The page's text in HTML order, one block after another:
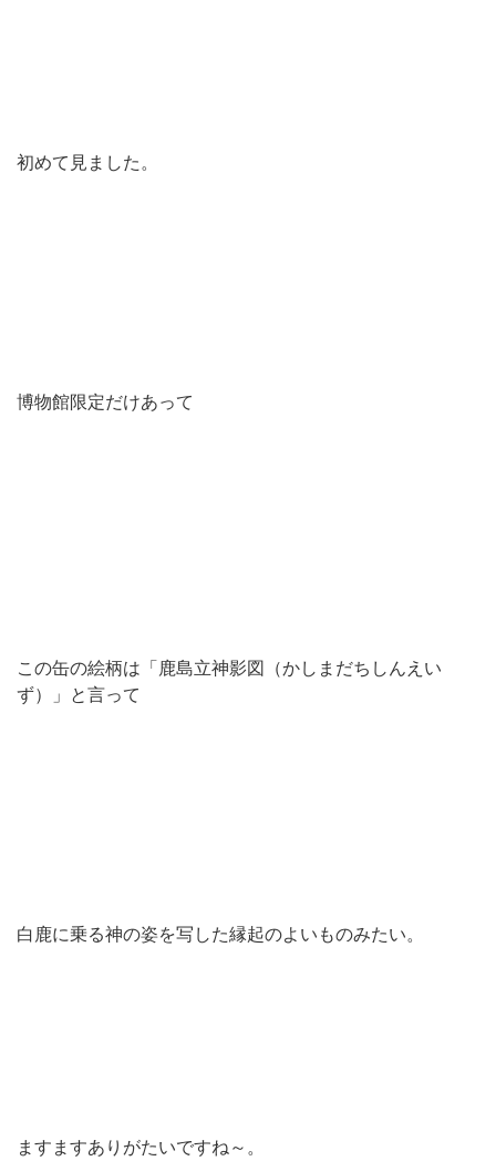
初めて見ました。
博物館限定だけあって
この缶の絵柄は「鹿島立神影図（かしまだちしんえい
ず）」と言って
白鹿に乗る神の姿を写した縁起のよいものみたい。
ますますありがたいですね～。